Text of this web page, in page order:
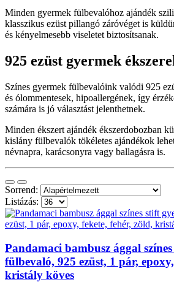
Minden gyermek fülbevalóhoz ajándék
klasszikus ezüst pillangó záróvéget is
és kényelmesebb viseletet biztosítsanak.
925 ezüst gyermek
Színes gyermek fülbevalóink valódi 925
és ólommentesek, hipoallergének, így
számára is jó választást jelenthetnek.
Minden ékszert ajándék ékszerdobozban
kislány fülbevalók tökéletes ajándékok
névnapra, karácsonyra vagy ballagásra is.
Sorrend:
Listázás:
Pandamaci bambusz ággal
fülbevaló, 925 ezüst, 1 pár,
kristály köves